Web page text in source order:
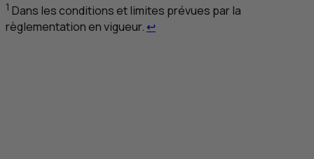
1 Dans les conditions et limites prévues par la
règlementation en vigueur. ↩Retour au renvoi 1